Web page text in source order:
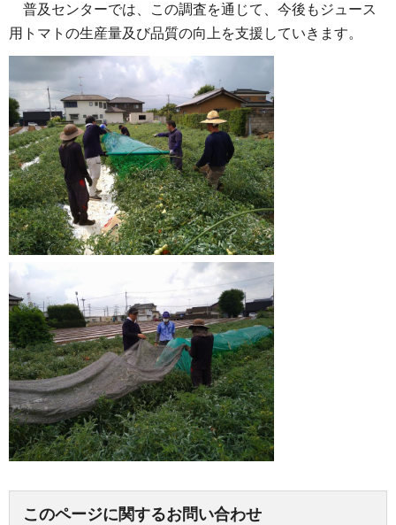
普及センターでは、この調査を通じて、今後もジュース
用トマトの生産量及び品質の向上を支援していきます。
このページに関するお問い合わせ